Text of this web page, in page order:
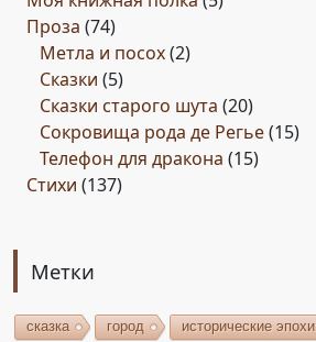
Проза (74)
Метла и посох(2)
Сказки (5)
Сказки старого шута (20)
Сокровища рода де Регье(15)
Телефон для дракона (15)
Стихи (137)
Метки
сказка город исторические эпохи